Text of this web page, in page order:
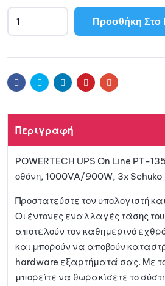
Προσθήκη Στο
FacebookTwitter LinkedinPinterestEmail
Περιγραφή
POWERTECH UPS On Line PT-
οθόνη, 1000VA/900W, 3x
Προστατεύστε τον υπολογιστή
Οι έντονες εναλλαγές τάσης του
αποτελούν τον καθημερινό
και μπορούν να αποβούν
hardware εξαρτήματά σας. Με
μπορείτε να θωρακίσετε το